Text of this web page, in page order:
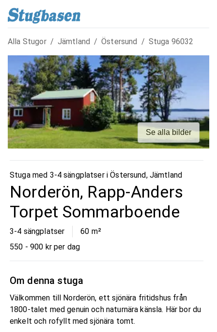
Alla Stugor / Jämtland / Östersund / Stuga 96032
Se alla bilder
Stuga med 3-4 sängplatser iÖstersund, Jämtland
Norderön, Rapp-Anders
Torpet Sommarboende
3-4 sängplatser 60 m²
550 - 900 kr per dag
Om denna stuga
Välkommen till Norderön, ett sjönära fritidshus från
1800-talet med genuin och naturnära känsla. Här bor du
enkelt och rofyllt med sjönära tomt.